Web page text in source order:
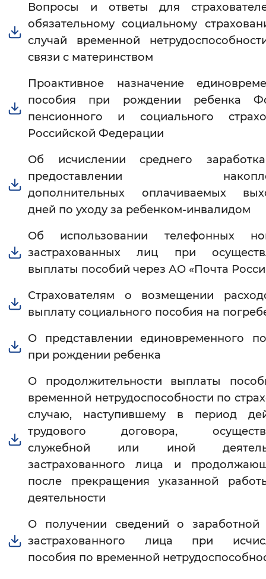
Вопросы и ответы для
обязательному социальному
случай временной
связи с материнством
Проактивное назначение
пособия при рождении ребенка
пенсионного и социального
Российской Федерации
Об исчислении среднего
предоставлении
дополнительных оплачиваемых
дней по уходу за ребенком-инвалидом
Об использовании телефонных
застрахованных лиц при
выплаты пособий через АО «Почта
Страхователям о возмещении
выплату социального пособия на
О представлении единовременного
при рождении ребенка
О продолжительности выплаты
временной нетрудоспособности по
случаю, наступившему в период
трудового договора,
служебной или иной
застрахованного лица и
после прекращения указанной
деятельности
О получении сведений о заработной
застрахованного лица при
пособия по временной